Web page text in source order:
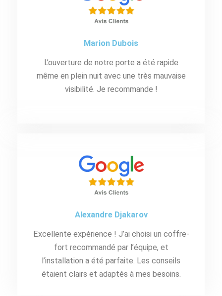
Marion Dubois
L’ouverture de notre porte a été rapide
même en plein nuit avec une très mauvaise
visibilité. Je recommande !
Alexandre Djakarov
Excellente expérience ! J’ai choisi un coffre-
fort recommandé par l’équipe, et
l’installation a été parfaite. Les conseils
étaient clairs et adaptés à mes besoins.